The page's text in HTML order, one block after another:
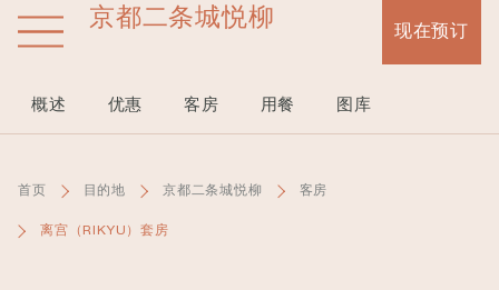
现在预订
首页 目的地 京都二条城悦柳 客房
离宫（RIKYU）套房
京都二条城悦柳
概述 优惠 客房 用餐 图库